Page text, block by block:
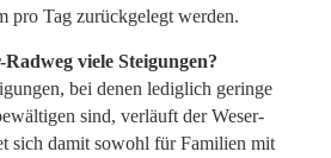
pro Tag zurückgelegt werden.
viele Steigungen?
bei denen lediglich geringe
sind, verläuft der Weser-
sich damit sowohl für Familien mit